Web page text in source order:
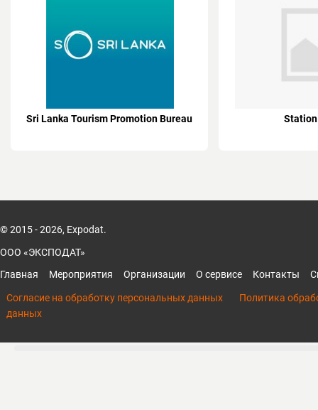
Sri Lanka Tourism Promotion Bureau
© 2015 - 2026, Expodat.
ООО «ЭКСПОДАТ»
Главная
Мероприятия Организации О сервисе Контакты
Согласие на обработку персональных данных
Политика
данных